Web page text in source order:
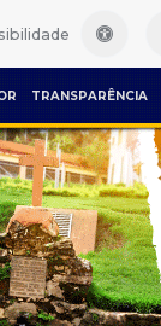
TRANSPARÊNCIA